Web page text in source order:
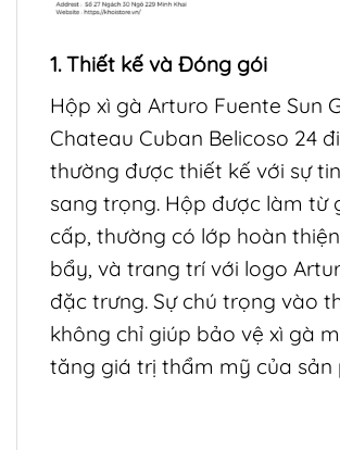
1. Thiết kế và Đóng gói
Hộp xì gà Arturo Fuente Sun
Chateau Cuban Belicoso 24
thường được thiết kế với sự
sang trọng. Hộp được làm từ
cấp, thường có lớp hoàn
bẩy, và trang trí với logo
đặc trưng. Sự chú trọng vào
không chỉ giúp bảo vệ xì gà
tăng giá trị thẩm mỹ của sản